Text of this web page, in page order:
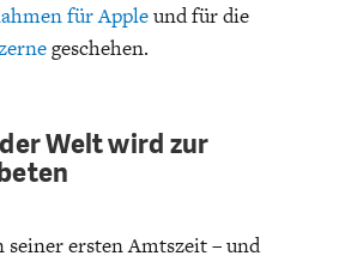
für Appleund für die
geschehen.
Welt wird zur
ersten Amtszeit – und